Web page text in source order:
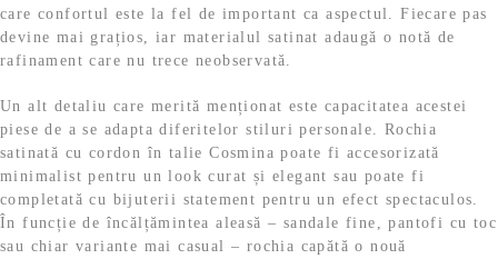
care confortul este la fel de important ca aspectul. Fiecare pas
devine mai grațios, iar materialul satinat adaugă o notă de
rafinament care nu trece neobservată.
Un alt detaliu care merită menționat este capacitatea acestei
piese de a se adapta diferitelor stiluri personale. Rochia
satinată cu cordon în talie Cosmina poate fi accesorizată
minimalist pentru un look curat și elegant sau poate fi
completată cu bijuterii statement pentru un efect spectaculos.
În funcție de încălțămintea aleasă – sandale fine, pantofi cu toc
sau chiar variante mai casual – rochia capătă o nouă